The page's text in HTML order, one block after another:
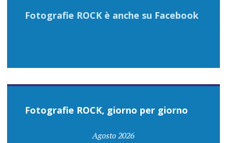
Fotografie ROCK è anche su Facebook
Fotografie ROCK, giorno per giorno
Agosto 2026